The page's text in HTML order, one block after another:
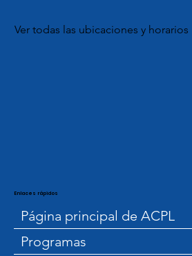
Ver todas las ubicaciones y horarios
Enlaces rápidos
Página principal de ACPL
Programas